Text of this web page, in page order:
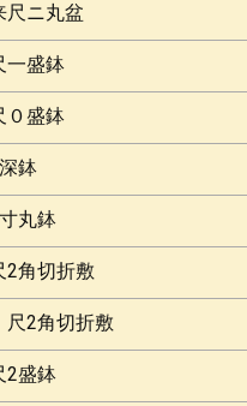
尺ニ丸盆
一盛鉢
０盛鉢
鉢
丸鉢
2角切折敷
2角切折敷
2盛鉢